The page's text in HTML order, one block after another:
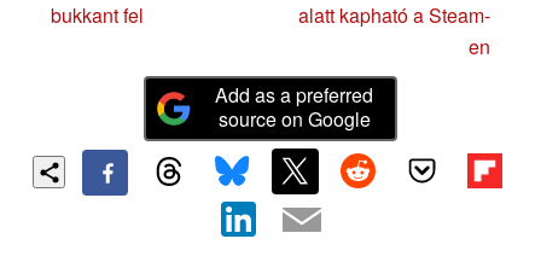
bukkant fel
alatt kapható a Steam-
en
Add as a preferred
source on Google